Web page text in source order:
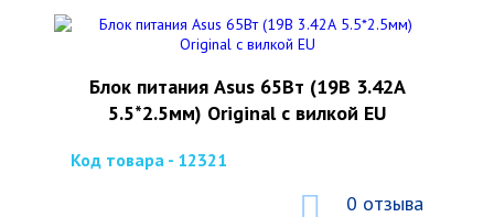
Блок питания Asus 65Вт (19В 3.42А
5.5*2.5мм) Original с вилкой EU
Код товара - 12321
0 отзыва